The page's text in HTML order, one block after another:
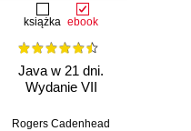
książka ebook
Java w 21 dni.
Wydanie VII
Rogers Cadenhead